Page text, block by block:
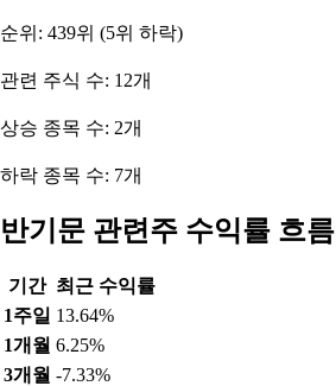
순위: 439위 (5위 하락)
관련 주식 수: 12개
상승 종목 수: 2개
하락 종목 수: 7개
반기문 관련주 수익률 흐름
기간 최근 수익률
1주일 13.64%
1개월 6.25%
3개월 -7.33%